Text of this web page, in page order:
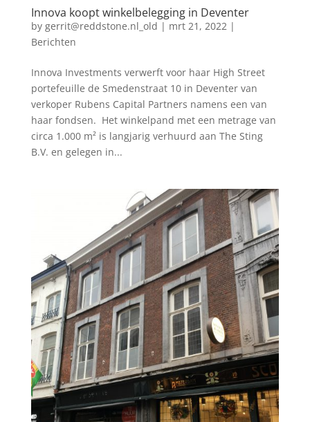
Innova koopt winkelbelegging in Deventer
by gerrit@reddstone.nl_old | mrt 21, 2022|
Berichten
Innova Investments verwerft voor haar High Street
portefeuille de Smedenstraat 10 in Deventer van
verkoper Rubens Capital Partners namens een van
haar fondsen. Het winkelpand met een metrage van
circa 1.000 m² is langjarig verhuurd aan The Sting
B.V. en gelegen in...